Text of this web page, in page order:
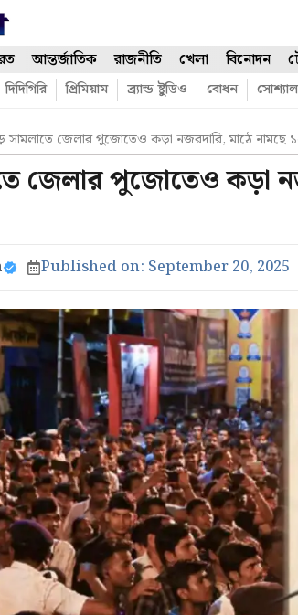
আন্তর্জাতিক রাজনীতি খেলা বিনোদন
দিদিগিরি প্রিমিয়াম ব্র্যান্ড ষ্টুডিও বোধন
সামলাতে জেলার পুজোতেও কড়া নজরদারি, মাঠে নামছে
জেলার পুজোতেও কড়া
Published on: September 20, 2025